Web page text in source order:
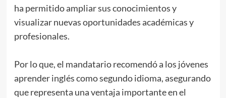
ha permitido ampliar sus conocimientos y
visualizar nuevas oportunidades académicas y
profesionales.
Por lo que, el mandatario recomendó a los jóvenes
aprender inglés como segundo idioma, asegurando
que representa una ventaja importante en el